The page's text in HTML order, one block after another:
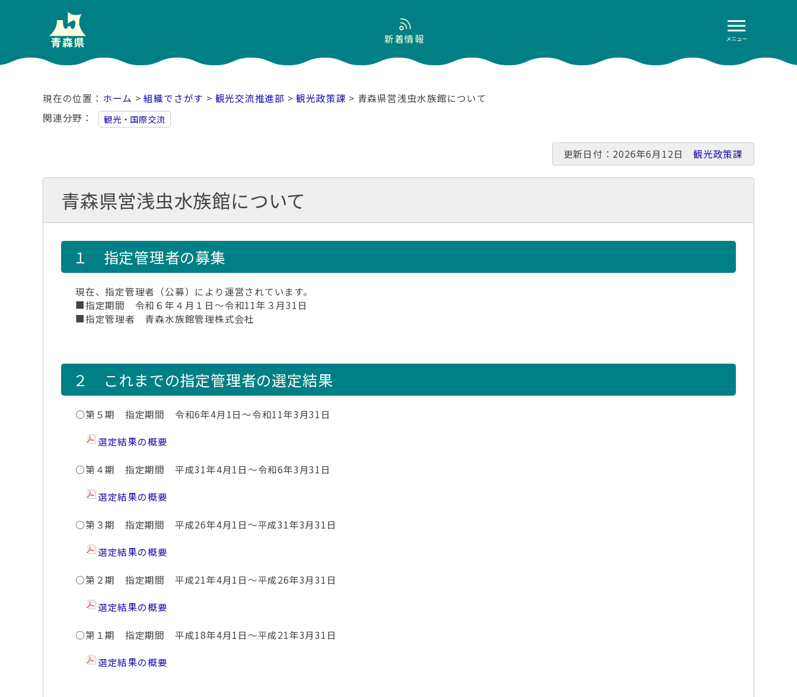
メニュー
新着情報
ホーム >組織でさがす > 観光交流推進部 >観光政策課 > 青森県営浅虫水族館について
関連分野
観光・国際交流
更新日付：2026年6月12日観光政策課
青森県営浅虫水族館について
１ 指定管理者の募集
現在、指定管理者（公募）により運営されています。
■指定期間 令和６年４月１日～令和11年３月31日
■指定管理者 青森水族館管理株式会社
２ これまでの指定管理者の選定結果
○第５期 指定期間 令和6年4月1日～令和11年3月31日
選定結果の概要
○第４期 指定期間 平成31年4月1日～令和6年3月31日
選定結果の概要
○第３期 指定期間 平成26年4月1日～平成31年3月31日
選定結果の概要
○第２期 指定期間 平成21年4月1日～平成26年3月31日
選定結果の概要
○第１期 指定期間 平成18年4月1日～平成21年3月31日
選定結果の概要